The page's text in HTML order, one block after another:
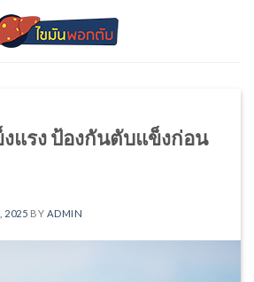
แรง ป้องกันตับแข็งก่อน
2025 BY ADMIN